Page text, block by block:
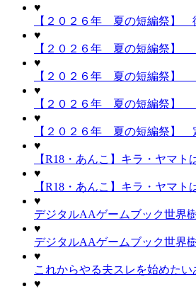
♥
【２０２６年 夏の短編祭】
♥
【２０２６年 夏の短編祭】
♥
【２０２６年 夏の短編祭】
♥
【２０２６年 夏の短編祭】
♥
【２０２６年 夏の短編祭】
♥
【R18・あんこ】キラ・ヤマ
♥
【R18・あんこ】キラ・ヤマ
♥
デジタルAAゲームブック世
♥
デジタルAAゲームブック世
♥
これからやる夫スレを始めた
♥